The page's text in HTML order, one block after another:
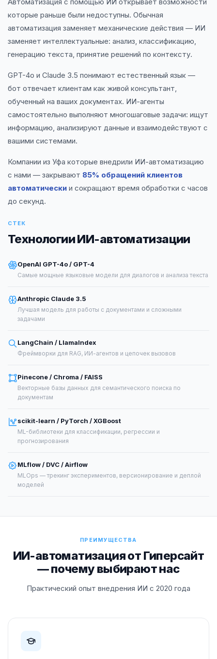
которые раньше были недоступны. Обычная
автоматизация заменяет механические действия — ИИ
заменяет интеллектуальные: анализ, классификацию,
генерацию текста, принятие решений по контексту.
GPT-4o и Claude 3.5 понимают естественный язык —
бот отвечает клиентам как живой консультант,
обученный на ваших документах. ИИ-агенты
самостоятельно выполняют многошаговые задачи: ищут
информацию, анализируют данные и взаимодействуют с
вашими системами.
Компании из Уфа которые внедрили ИИ-автоматизацию
с нами — закрывают 85% обращений клиентов
автоматически и сокращают время обработки с часов
до секунд.
СТЕК
Технологии ИИ-автоматизации
OpenAI GPT-4o / GPT-4
Самые мощные языковые модели для диалогов и анализа текста
Anthropic Claude 3.5
Лучшая модель для работы с документами и сложными
задачами
LangChain / LlamaIndex
Фреймворки для RAG, ИИ-агентов и цепочек вызовов
Pinecone / Chroma / FAISS
Векторные базы данных для семантического поиска по
документам
scikit-learn / PyTorch / XGBoost
ML-библиотеки для классификации, регрессии и
прогнозирования
MLflow / DVC / Airflow
MLOps — трекинг экспериментов, версионирование и деплой
моделей
ПРЕИМУЩЕСТВА
ИИ-автоматизация от Гиперсайт
— почему выбирают нас
Практический опыт внедрения ИИ с 2020 года